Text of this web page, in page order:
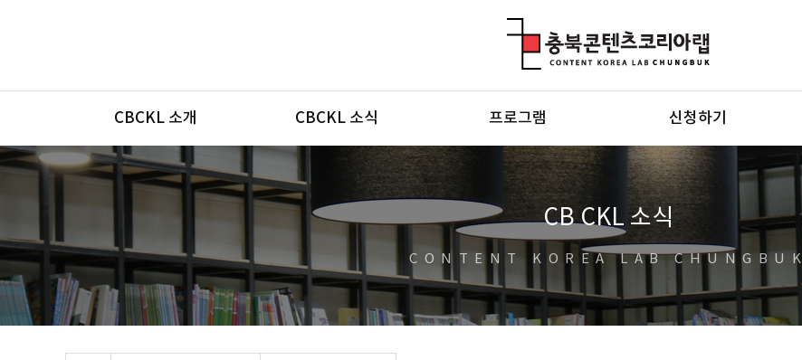
메뉴
CBCKL 소개 CBCKL 소식 프로그램 신청하기
CB CKL 소식
CONTENT KOREA LAB CHUNGBUK